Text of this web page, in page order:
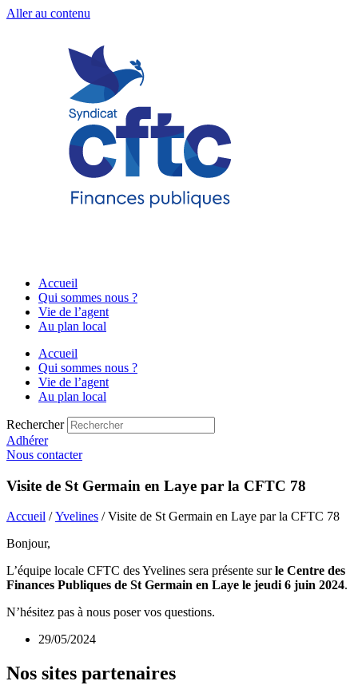
Aller au contenu
Accueil
Qui sommes nous ?
Vie de l’agent
Au plan local
Accueil
Qui sommes nous ?
Vie de l’agent
Au plan local
Rechercher
Adhérer
Nous contacter
Visite de St Germain en Laye par la CFTC 78
Accueil /Yvelines / Visite de St Germain en Laye par la CFTC 78
Bonjour,
L’équipe locale CFTC des Yvelines sera présente surle Centre des
Finances Publiques de St Germain en Laye le jeudi 6 juin 2024.
N’hésitez pas à nous poser vos questions.
29/05/2024
Nos sites partenaires